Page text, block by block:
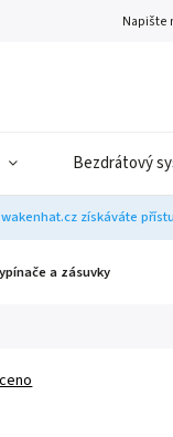
Napište
Bezdrátový
získáváte
a zásuvky